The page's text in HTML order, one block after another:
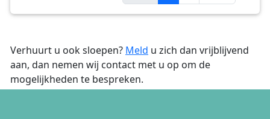
Verhuurt u ook sloepen? Meld u zich dan vrijblijvend
aan, dan nemen wij contact met u op om de
mogelijkheden te bespreken.